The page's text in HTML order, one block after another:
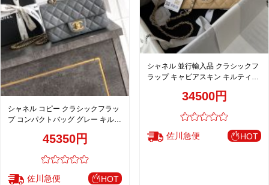
シャネル コピー クラシックフラッ
プ コンパクトバッグ グレー キルテ
45350円
佐川急便 HOT
シャネル 並行輸入品 クラシックフ
ラップ キャビアスキン キルティン
ジュ レディース 売れ筋
34500円
佐川急便 HOT